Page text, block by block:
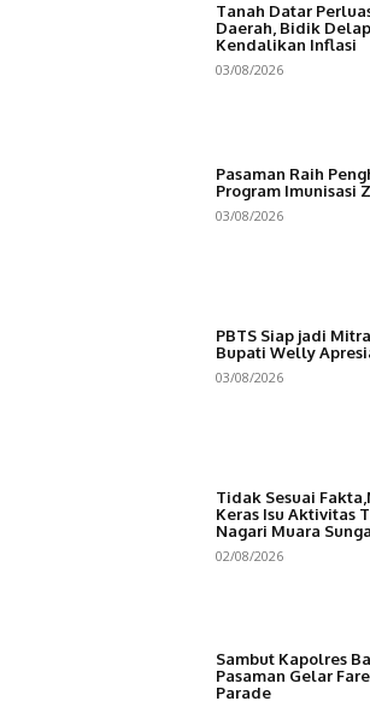
Tanah Datar
Daerah, Bidik
Kendalikan Inflasi
03/08/2026
Pasaman Raih
Program Imunisasi
03/08/2026
PBTS Siap jadi
Bupati Welly
03/08/2026
Tidak Sesuai
Keras Isu Aktivitas
Nagari Muara
02/08/2026
Sambut Kapolres
Pasaman Gelar
Parade